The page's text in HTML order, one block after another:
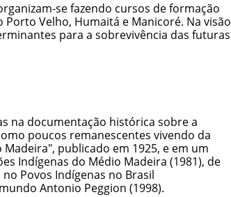
se fazendo cursos de formação
Velho, Humaitá e Manicoré. Na visão
para a sobrevivência das futuras
na documentação histórica sobre a
poucos remanescentes vivendo da
publicado em 1925, e em um
Indígenas do Médio Madeira (1981), de
Povos Indígenas no Brasil
Antonio Peggion (1998).